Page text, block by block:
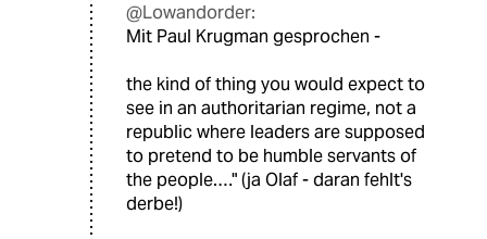
@Lowandorder:
Mit Paul Krugman gesprochen -
the kind of thing you would expect to
see in an authoritarian regime, not a
republic where leaders are supposed
to pretend to be humble servants of
the people.…" (ja Olaf - daran fehlt's
derbe!)